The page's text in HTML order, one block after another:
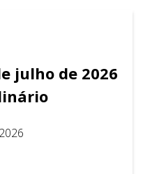
julho de 2026